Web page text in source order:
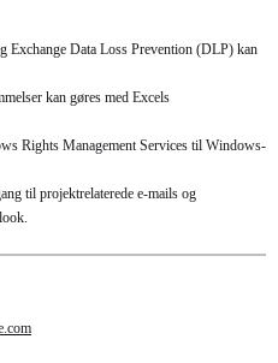
Exchange Data Loss Prevention (DLP) kan
kan gøres med Excels
Rights Management Services til Windows-
til projektrelaterede e-mails og